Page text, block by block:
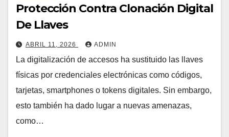
Protección Contra Clonación Digital
De Llaves
ABRIL 11, 2026 ADMIN
La digitalización de accesos ha sustituido las llaves
físicas por credenciales electrónicas como códigos,
tarjetas, smartphones o tokens digitales. Sin embargo,
esto también ha dado lugar a nuevas amenazas,
como…